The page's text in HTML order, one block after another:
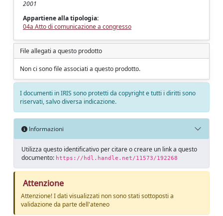
2001
Appartiene alla tipologia:
04a Atto di comunicazione a congresso
File allegati a questo prodotto
Non ci sono file associati a questo prodotto.
I documenti in IRIS sono protetti da copyright e tutti i diritti sono
riservati, salvo diversa indicazione.
Informazioni
Utilizza questo identificativo per citare o creare un link a questo
documento: https://hdl.handle.net/11573/192268
Attenzione
Attenzione! I dati visualizzati non sono stati sottoposti a
validazione da parte dell'ateneo